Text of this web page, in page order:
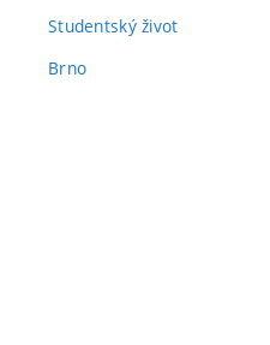
Studentský život
Brno